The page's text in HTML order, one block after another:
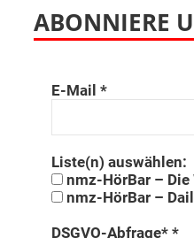
ABONNIERE
E-Mail*
Liste(n) auswählen:
nmz-HörBar – Die
nmz-HörBar –
DSGVO-Abfrage**